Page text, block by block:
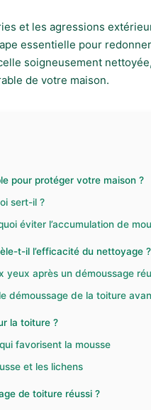
et les agressions
essentielle pour
soigneusement
de votre maison.
pour protéger votre maison ?
sert-il ?
éviter l’accumulation de
t-il l’efficacité du nettoyage ?
yeux après un démoussage
démoussage de la toiture
la toiture ?
favorisent la mousse
et les lichens
de toiture réussi ?